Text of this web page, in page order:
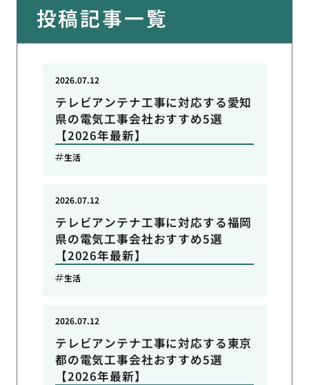
投稿記事一覧
テレビアンテナ工事に対応する愛知
県の電気工事会社おすすめ5選
【2026年最新】
2026.07.12
生活
テレビアンテナ工事に対応する福岡
県の電気工事会社おすすめ5選
【2026年最新】
2026.07.12
生活
テレビアンテナ工事に対応する東京
都の電気工事会社おすすめ5選
【2026年最新】
2026.07.12